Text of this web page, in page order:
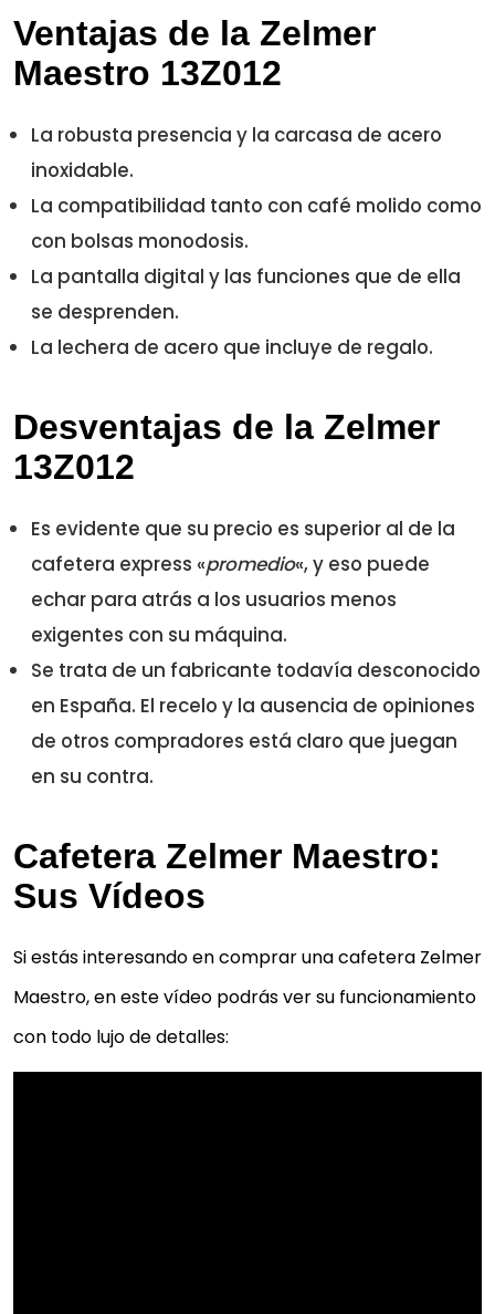
Ventajas de la Zelmer
Maestro 13Z012
La robusta presencia y la carcasa de acero
inoxidable.
La compatibilidad tanto con café molido como
con bolsas monodosis.
La pantalla digital y las funciones que de ella
se desprenden.
La lechera de acero que incluye de regalo.
Desventajas de la Zelmer
13Z012
Es evidente que su precio es superior al de la
cafetera express «promedio«, y eso puede
echar para atrás a los usuarios menos
exigentes con su máquina.
Se trata de un fabricante todavía desconocido
en España. El recelo y la ausencia de opiniones
de otros compradores está claro que juegan
en su contra.
Cafetera Zelmer Maestro:
Sus Vídeos
Si estás interesando en comprar una cafetera Zelmer
Maestro, en este vídeo podrás ver su funcionamiento
con todo lujo de detalles: